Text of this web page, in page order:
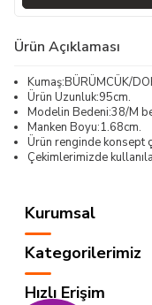
Ürün Açıklaması
Kumaş:BÜRÜMCÜK/
Ürün Uzunluk:95cm.
Modelin Bedeni:38/M
Manken Boyu:1.68cm.
Ürün renginde konsept
Çekimlerimizde
Kurumsal
Kategorilerimiz
Hızlı Erişim